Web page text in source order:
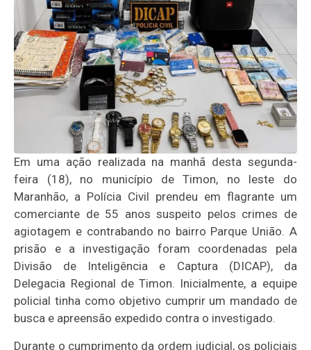
Em uma ação realizada na manhã desta segunda-
feira (18), no município de Timon, no leste do
Maranhão, a Polícia Civil prendeu em flagrante um
comerciante de 55 anos suspeito pelos crimes de
agiotagem e contrabando no bairro Parque União. A
prisão e a investigação foram coordenadas pela
Divisão de Inteligência e Captura (DICAP), da
Delegacia Regional de Timon. Inicialmente, a equipe
policial tinha como objetivo cumprir um mandado de
busca e apreensão expedido contra o investigado.
Durante o cumprimento da ordem judicial, os policiais